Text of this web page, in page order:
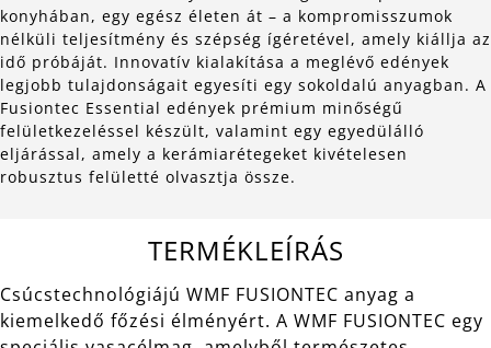
konyhában, egy egész életen át – a kompromisszumok
nélküli teljesítmény és szépség ígéretével, amely kiállja az
idő próbáját. Innovatív kialakítása a meglévő edények
legjobb tulajdonságait egyesíti egy sokoldalú anyagban. A
Fusiontec Essential edények prémium minőségű
felületkezeléssel készült, valamint egy egyedülálló
eljárással, amely a kerámiarétegeket kivételesen
robusztus felületté olvasztja össze.
TERMÉKLEÍRÁS
Csúcstechnológiájú WMF FUSIONTEC anyag a
kiemelkedő főzési élményért. A WMF FUSIONTEC egy